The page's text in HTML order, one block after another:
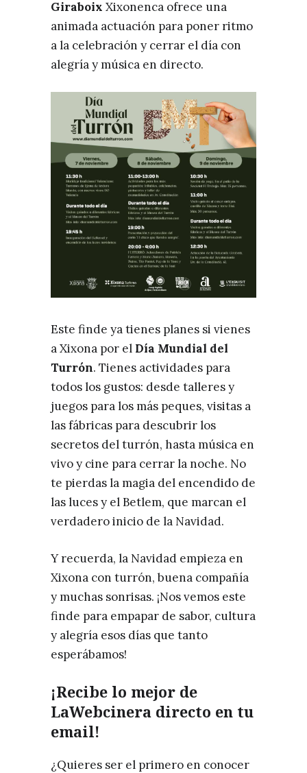
Giraboix Xixonenca ofrece una
animada actuación para poner ritmo
a la celebración y cerrar el día con
alegría y música en directo.
Este finde ya tienes planes si vienes
a Xixona por el Día Mundial del
Turrón. Tienes actividades para
todos los gustos: desde talleres y
juegos para los más peques, visitas a
las fábricas para descubrir los
secretos del turrón, hasta música en
vivo y cine para cerrar la noche. No
te pierdas la magia del encendido de
las luces y el Betlem, que marcan el
verdadero inicio de la Navidad.
Y recuerda, la Navidad empieza en
Xixona con turrón, buena compañía
y muchas sonrisas. ¡Nos vemos este
finde para empapar de sabor, cultura
y alegría esos días que tanto
esperábamos!
¡Recibe lo mejor de
LaWebcinera directo en tu
email!
¿Quieres ser el primero en conocer